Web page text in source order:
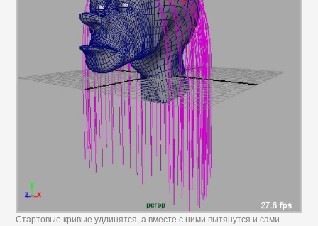
Стартовые кривые удлинятся, а вместе с ними вытянутся и сами